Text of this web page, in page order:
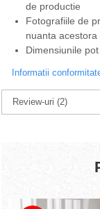
de productie
Fotografiile de
nuanta
Dimensiunile
Informatii
Review-uri(2)